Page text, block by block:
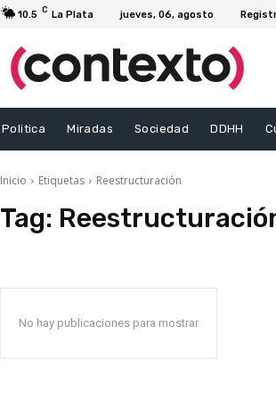
10.5 C La Plata jueves, 06, agosto
Politica Miradas Sociedad DDHH
Inicio Etiquetas Reestructuración
Tag:
No hay publicaciones para mostrar